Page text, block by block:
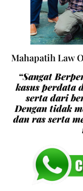
Mahapatih Law
“Sangat
kasus perdata
serta dari
Dengan tidak
dan ras serta